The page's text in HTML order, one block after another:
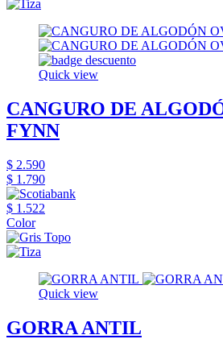
Quick view
CANGURO DE
FYNN
$ 2.590
$ 1.790
$ 1.522
Color
Quick view
GORRA ANTIL